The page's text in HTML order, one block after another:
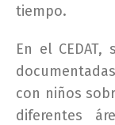
tiempo.
En el
con niños
diferentes